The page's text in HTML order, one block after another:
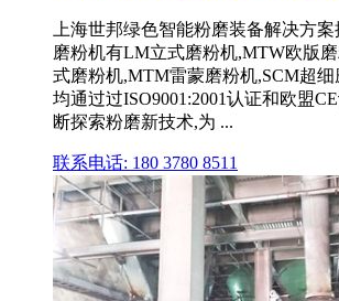
上海世邦绿色智能粉磨装备解决方
磨粉机有LM立式磨粉机,MTW欧版
式磨粉机,MTM雷蒙磨粉机,SCM超
均通过过ISO9001:2001认证和欧盟
断探索粉磨新技术,为 ...
联系电话: 180 3780 8511